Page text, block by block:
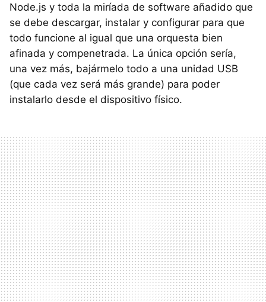
Node.js y toda la miríada de software añadido que
se debe descargar, instalar y configurar para que
todo funcione al igual que una orquesta bien
afinada y compenetrada. La única opción sería,
una vez más, bajármelo todo a una unidad USB
(que cada vez será más grande) para poder
instalarlo desde el dispositivo físico.